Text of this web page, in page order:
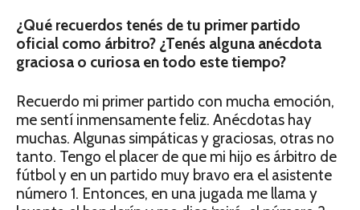
¿Qué recuerdos tenés de tu primer partido
oficial como árbitro? ¿Tenés alguna anécdota
graciosa o curiosa en todo este tiempo?
Recuerdo mi primer partido con mucha emoción,
me sentí inmensamente feliz. Anécdotas hay
muchas. Algunas simpáticas y graciosas, otras no
tanto. Tengo el placer de que mi hijo es árbitro de
fútbol y en un partido muy bravo era el asistente
número 1. Entonces, en una jugada me llama y